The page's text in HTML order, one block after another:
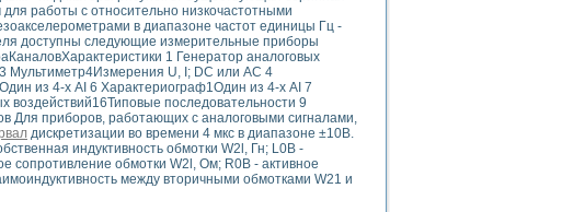
современных информационных технологий и программных средств
экстраполяции
USB 6008 в среде LabVIEW
тока
самоорганизованная критичность
работы с относительно низкочастотными
в диапазоне частот единицы Гц -
доступны следующие измерительные приборы
1 Генератор аналоговых
Мультиметр4Измерения U, I; DC или АС 4
из 4-х AI 6 Характериограф1Один из 4-х AI 7
последовательности 9
Для приборов, работающих с аналоговыми сигналами,
дискретизации во времени 4 мкс в диапазоне ±10В.
индуктивность обмотки W2l, Гн; L0B -
сопротивление обмотки W2l, Ом; R0B - активное
между вторичными обмотками W21 и